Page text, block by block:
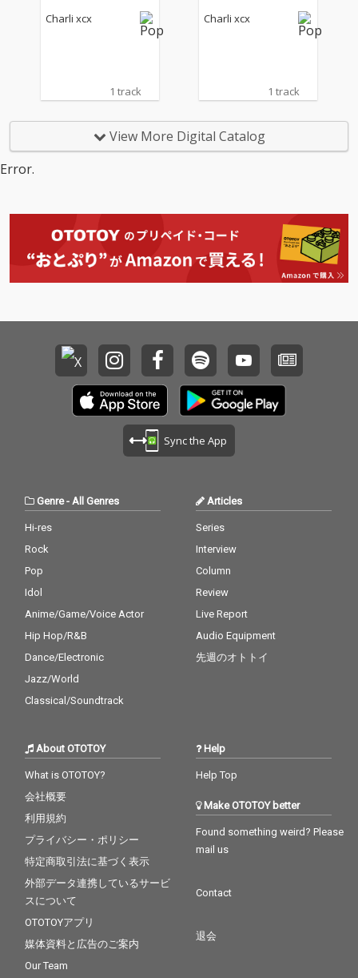
マにし、文字通り“音
ラブカルチャー／ダン
モードだけでなく、
荒々しく歪んだギター
には、『ミュージッ
ク・ファッション・フ
ィルム』を象徴するジ
ョン・ケール、マー
の３人が登場。３人の
見詰める先にチャーリ
ーxcxの存在を確かに
感じさせるヴィヴィッ
ドなモノクロームのポ
ートレートにも注目！
マにし、文字通り“音
ラブカルチャー／ダン
モードだけでなく、
荒々しく歪んだギター
には、『ミュージッ
ク・ファッション・フ
ィルム』を象徴するジ
ョン・ケール、マー
の３人が登場。３人の
見詰める先にチャーリ
ーxcxの存在を確かに
感じさせるヴィヴィッ
ドなモノクロームのポ
ートレートにも注目！
Charli xcx
1 track
Charli xcx
1 track
View More Digital Catalog
Error.
Sync the App
Genre-All Genres
Hi-res
Rock
Pop
Idol
Anime/Game/Voice Actor
Hip Hop/R&B
Dance/Electronic
Jazz/World
Classical/Soundtrack
Articles
Series
Interview
Column
Review
Live Report
Audio Equipment
先週のオトトイ
About OTOTOY
What is OTOTOY?
会社概要
利用規約
プライバシー・ポリシー
特定商取引法に基づく表示
外部データ連携しているサービ
スについて
OTOTOYアプリ
媒体資料と広告のご案内
Our Team
Help
Help Top
Make OTOTOY better
Found something weird? Please
mail us
Contact
退会